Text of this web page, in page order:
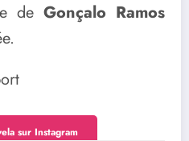
de Gonçalo Ramos
sur Instagram